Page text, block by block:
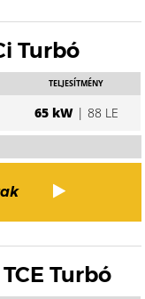
Turbó
TELJESÍTMÉNY
65 kW| 88 LE
Turbó